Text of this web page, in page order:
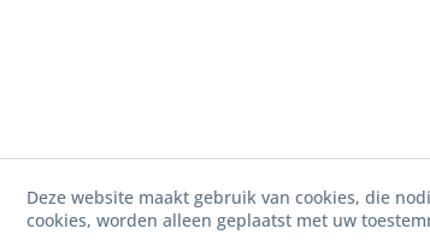
Deze website maakt gebruik van cookies, die
cookies, worden alleen geplaatst met uw